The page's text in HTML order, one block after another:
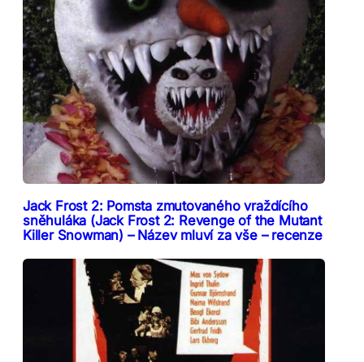
Jack Frost 2: Pomsta zmutovaného vraždícího
sněhuláka (Jack Frost 2: Revenge of the Mutant
Killer Snowman) – Název mluví za vše – recenze